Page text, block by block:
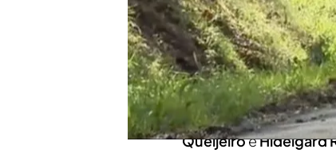
Los vecinos de la
de las iniciativas más
España rural gallega
contra el cambio
QueijeiroeHidelgard